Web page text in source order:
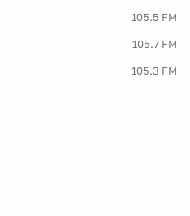
105.5 FM
105.7 FM
105.3 FM